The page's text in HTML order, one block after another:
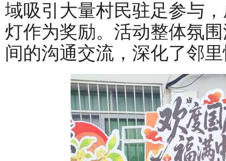
域吸引大量村民驻足参与
灯作为奖励。活动整体氛
间的沟通交流，深化了邻